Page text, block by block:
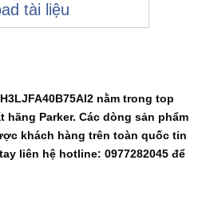
tài liệu
nằm trong top
hãng Parker. Các dòng sản phẩm
khách hàng trên toàn quốc tin
liên hệ hotline: 0977282045 để